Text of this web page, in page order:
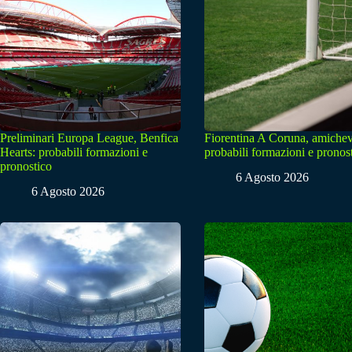
Preliminari Europa League, Benfica
Hearts: probabili formazioni e
pronostico
6 Agosto 2026
Fiorentina A Coruna,
probabili formazioni e
6 Agosto 2026